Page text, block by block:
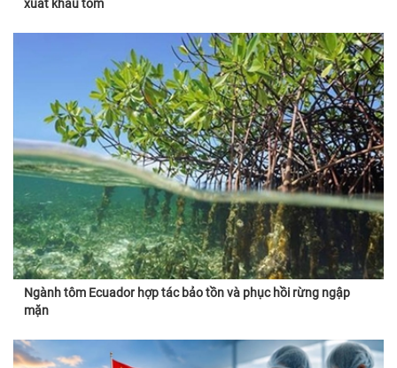
xuất khẩu tôm
Ngành tôm Ecuador hợp tác bảo tồn và phục hồi rừng ngập
mặn